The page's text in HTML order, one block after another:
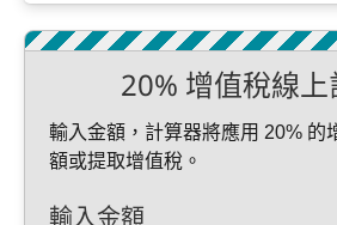
20% 增值稅線
輸入金額，計算器將應用 20% 的
額或提取增值稅。
輸入金額